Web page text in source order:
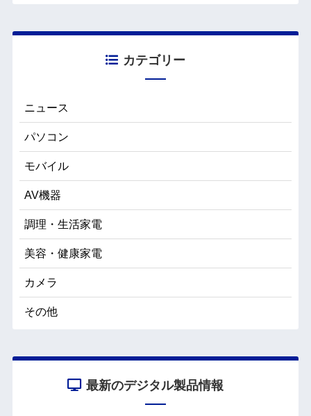
カテゴリー
ニュース
パソコン
モバイル
AV機器
調理・生活家電
美容・健康家電
カメラ
その他
最新のデジタル製品情報